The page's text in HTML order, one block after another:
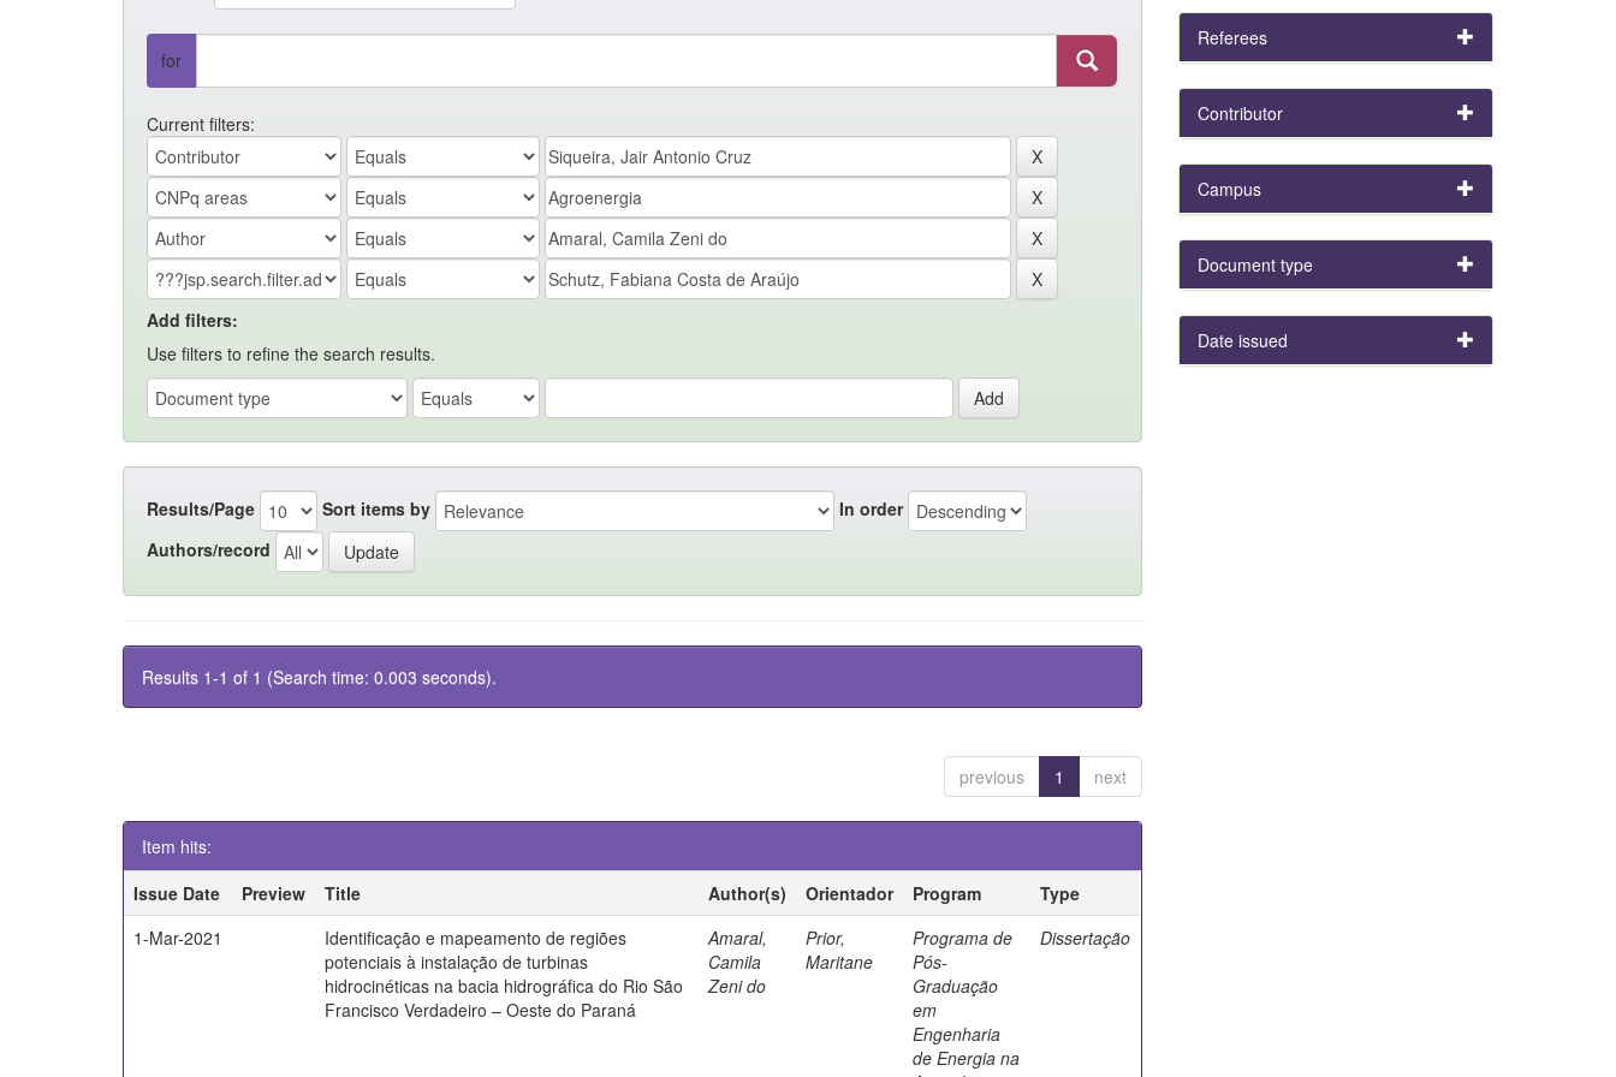
for
Current filters:
Add filters:
Use filters to refine the search results.
Results/Page Sort items by
In order
Authors/record
Results 1-1 of 1 (Search time: 0.003 seconds).
previous 1 next
Item hits:
Issue Date
Preview Title Author(s) Orientador Program
Type
1-Mar-2021
Identificação e mapeamento de regiões
potenciais à instalação de turbinas
hidrocinéticas na bacia hidrográfica do Rio São
Francisco Verdadeiro – Oeste do Paraná
Amaral,
Camila
Zeni do
Prior,
Maritane
Programa de
Pós-
Graduação
em
Engenharia
de Energia na
Dissertação
Referees
Contributor
Campus
Document type
Date issued